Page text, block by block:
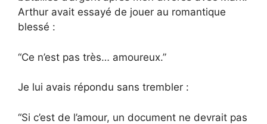
Arthur avait essayé de jouer au romantique
blessé :
“Ce n’est pas très… amoureux.”
Je lui avais répondu sans trembler :
“Si c’est de l’amour, un document ne devrait pas